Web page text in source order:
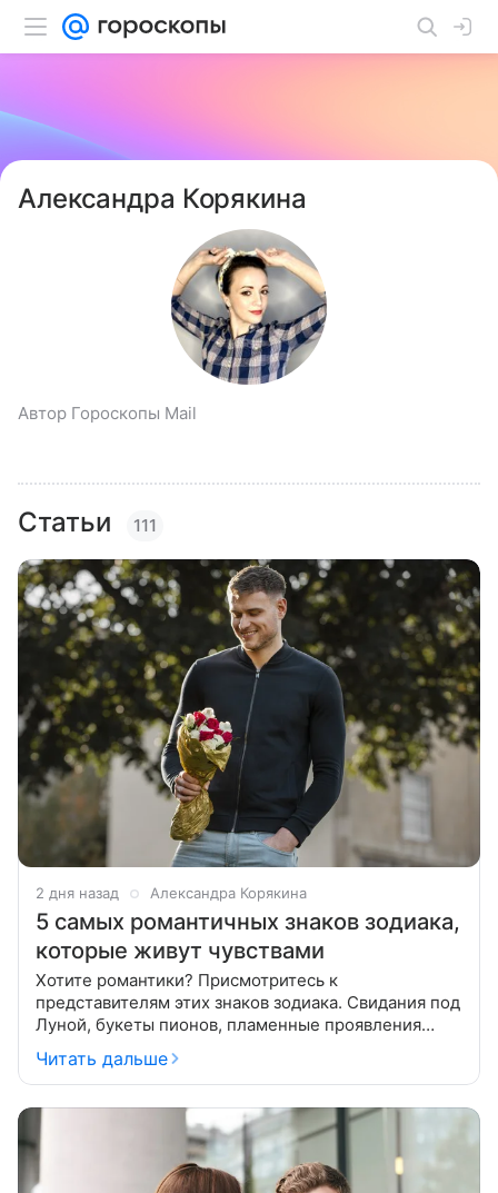
Александра Корякина
Автор Гороскопы Mail
Статьи 111
2 дня назад Александра Корякина
5 самых романтичных знаков зодиака,
которые живут чувствами
Хотите романтики? Присмотритесь к
представителям этих знаков зодиака. Свидания под
Луной, букеты пионов, пламенные проявления
чувств или глубокий эмоциональный контакт.
Расскажем о пяти знаках зодиака, которые
Читать дальше